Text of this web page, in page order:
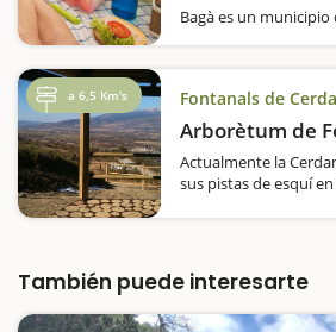
Bagà es un municipio
a 6,5 Km's Fontanals de
Arborètum de
Actualmente la
sus pistas de esquí
Sierra del…
También puede interesarte